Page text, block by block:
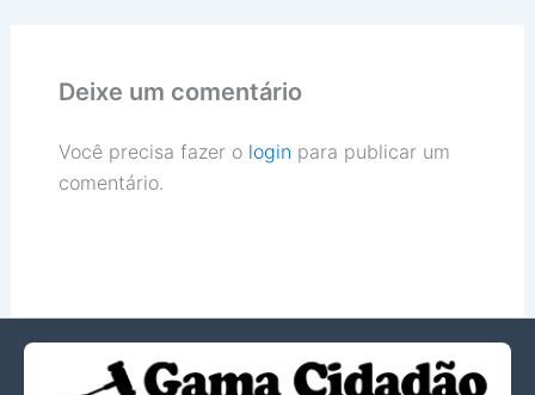
Deixe um comentário
Você precisa fazer o login para publicar um
comentário.